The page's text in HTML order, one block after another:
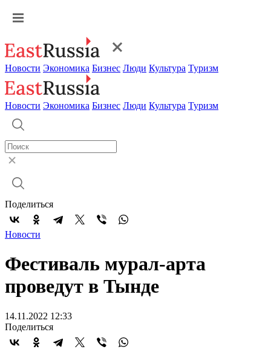
Новости Экономика Бизнес Люди Культура Туризм
Новости Экономика Бизнес Люди Культура Туризм
Поделиться
Новости
Фестиваль мурал-арта
проведут в Тынде
14.11.2022 12:33
Поделиться